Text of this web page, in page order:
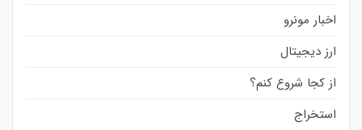
اخبار مونرو
ارز دیجیتال
از کجا شروع کنم؟
استخراج